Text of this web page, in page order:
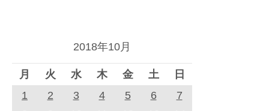
2018年10月
月 火 水 木 金 土
日
1
2 3 4 5 6
7